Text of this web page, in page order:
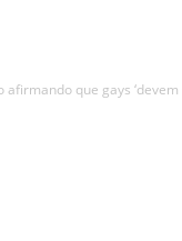
que gays ‘devem